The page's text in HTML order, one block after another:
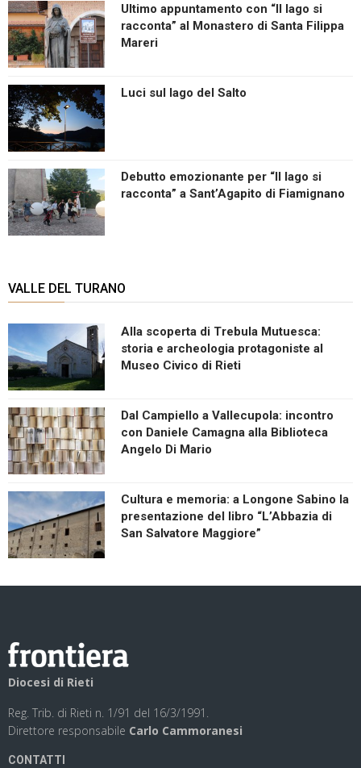
Ultimo appuntamento con “Il lago si
racconta” al Monastero di Santa Filippa
Mareri
Luci sul lago del Salto
Debutto emozionante per “Il lago si
racconta” a Sant’Agapito di Fiamignano
VALLE DEL TURANO
Alla scoperta di Trebula Mutuesca:
storia e archeologia protagoniste al
Museo Civico di Rieti
Dal Campiello a Vallecupola: incontro
con Daniele Camagna alla Biblioteca
Angelo Di Mario
Cultura e memoria: a Longone Sabino la
presentazione del libro “L’Abbazia di
San Salvatore Maggiore”
Diocesi di Rieti
Reg. Trib. di Rieti n. 1/91 del 16/3/1991.
Direttore responsabile Carlo Cammoranesi
CONTATTI